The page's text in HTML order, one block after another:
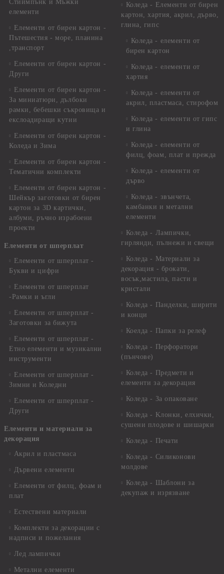
Стиймпънк и Мъжки
елементи
Елементи от бирен картон -
Пътешестия - море, планина
,транспорт
Елементи от бирен картон -
Други
Елементи от бирен картон -
За миниатюри, дълбоки
рамки, бебешки съкровища и
екслоадиращи кутии
Елементи от бирен картон -
Коледа и Зима
Елементи от бирен картон -
Тематични комплекти
Елементи от бирен картон -
Шейкър заготовки от бирен
картон за 3D картички,
албуми, ръчно израбоени
проекти
Елементи от шперплат
Елементи от шперплат -
Букви и цифри
Елементи от шперплат
-Рамки и ъгли
Елементи от шперплат -
Заготовки за бижута
Елементи от шперплат -
Етно елементи и музикални
инструменти
Елементи от шперплат -
Зимни и Коледни
Елементи от шперплат -
Други
Елементи и материали за
декорация
Акрил и пластмаса
Дървени елементи
Елементи от филц, фоам и
плат
Естествени материали
Комплекти за декорации с
надписи и пожелания
Лед лампички
Метални елементи
Коледа - Eлементи от бирен
картон, хартия, акрил, дърво,
глина, гипс
Коледа - елементи от
бирен картон
Коледа - елементи от
хартия
Коледа - елементи от
акрил, пластмаса, стирофом
Коледа - елементи от гипс
и глина
Коледа - елементи от
филц, фоам, плат и прежда
Коледа - елементи от
дърво
Коледа - звънчета,
камбанки и метални
елементи
Коледа - Лампички,
гирлянди, пълнежи и свещи
Коледа - Материали за
декорация - брокати,
восък,мастила, пасти и
кристали
Коледа - Панделки, ширити
и конци
Коелда - Папки за релеф
Коледа - Перфоратори
(пънчове)
Коледа - Предмети и
елементи за декорация
Коледа - За опаковане
Коледа - Kлонки, елхички,
сушени плодове и шишарки
Коледа - Печати
Коледа - Силиконови
молдове
Коледа - Шаблони за
декупаж и изрязване